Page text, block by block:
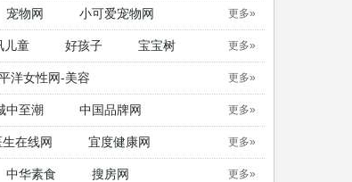
宠物网 ​小可爱宠物网 更多»
儿童 好孩子 宝宝树 更多»
洋女性网-美容 更多»
中至潮 中国品牌网 更多»
在线网 宜度健康网 更多»
中华素食 搜房网 更多»